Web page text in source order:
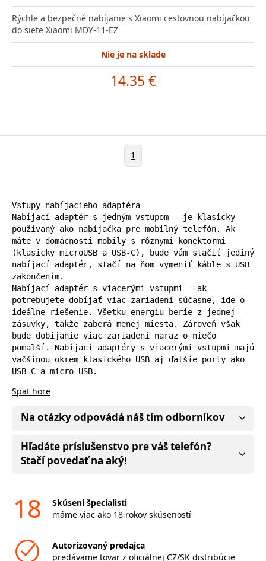
Rýchle a bezpečné nabíjanie s Xiaomi cestovnou nabíjačkou
do siete Xiaomi MDY-11-EZ
Nie je na sklade
14.35 €
1
Vstupy nabíjacieho adaptéra
Nabíjací adaptér s jedným vstupom - je klasicky
používaný ako nabíjačka pre mobilný telefón. Ak
máte v domácnosti mobily s rôznymi konektormi
(klasicky microUSB a USB-C), bude vám stačiť jediný
nabíjací adaptér, stačí na ňom vymeniť káble s USB
zakončením.
Nabíjací adaptér s viacerými vstupmi - ak
potrebujete dobíjať viac zariadení súčasne, ide o
ideálne riešenie. Všetku energiu berie z jednej
zásuvky, takže zaberá menej miesta. Zároveň však
bude dobíjanie viac zariadení naraz o niečo
pomalší. Nabíjací adaptéry s viacerými vstupmi majú
väčšinou okrem klasického USB aj ďalšie porty ako
USB-C a micro USB.
Späť hore
Na otázky odpovádá náš tím odborníkov
Hľadáte príslušenstvo pre váš telefón?
Stačí povedať na aký!
18
Skúsení špecialisti
máme viac ako 18 rokov skúseností
Autorizovaný predajca
predávame tovar z oficiálnej CZ/SK distribúcie